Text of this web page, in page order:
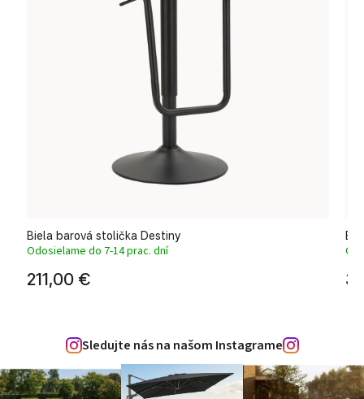
Biela barová stolička Destiny
Odosielame do 7-14 prac. dní
211,00 €
Sledujte nás na našom Instagrame